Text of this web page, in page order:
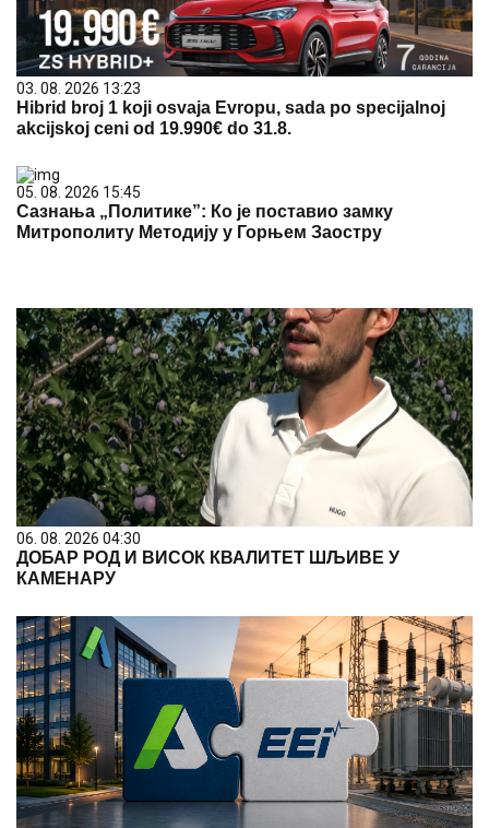
03. 08. 2026 13:23
Hibrid broj 1 koji osvaja Evropu, sada po specijalnoj
akcijskoj ceni od 19.990€ do 31.8.
05. 08. 2026 15:45
Сазнања „Политике”: Ко је поставио замку
Митрополиту Методију у Горњем Заостру
06. 08. 2026 04:30
ДОБАР РОД И ВИСОК КВАЛИТЕТ ШЉИВЕ У
КАМЕНАРУ